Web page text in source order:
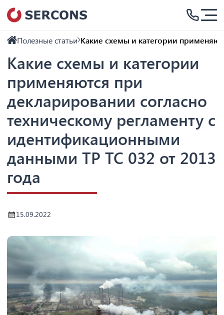
Полезные статьи Какие схемы и категории
Какие схемы и категории
применяются при
декларировании согласно
техническому регламенту с
идентификационными
данными ТР ТС 032 от 2013
года
15.09.2022